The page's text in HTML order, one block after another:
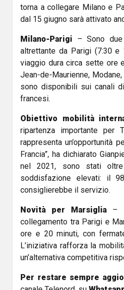
torna a collegare Milano e
dal 15 giugno sarà attivato
Milano-Parigi – Sono
altrettante da Parigi (7:30
viaggio dura circa sette ore
Jean-de-Maurienne,
sono disponibili sui canali
francesi.
Obiettivo mobilità
ripartenza importante per
rappresenta un’opportunità
Francia”, ha dichiarato
nel 2021, sono stati
soddisfazione elevati: il
consiglierebbe il servizio.
Novità per Marsiglia–
collegamento tra Parigi e
ore e 20 minuti, con
L’iniziativa rafforza la
un’alternativa competitiva
Per restare sempre